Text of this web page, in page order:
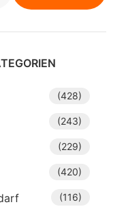
(428)
(243)
(229)
(420)
(116)